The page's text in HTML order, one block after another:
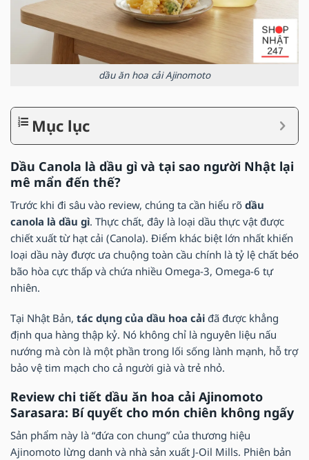
dầu ăn hoa cải Ajinomoto
Mục lục
Dầu Canola là dầu gì và tại sao người Nhật lại
mê mẩn đến thế?
Trước khi đi sâu vào review, chúng ta cần hiểu rõ dầu
canola là dầu gì. Thực chất, đây là loại dầu thực vật được
chiết xuất từ hạt cải (Canola). Điểm khác biệt lớn nhất khiến
loại dầu này được ưa chuộng toàn cầu chính là tỷ lệ chất béo
bão hòa cực thấp và chứa nhiều Omega-3, Omega-6 tự
nhiên.
Tại Nhật Bản, tác dụng của dầu hoa cải đã được khẳng
định qua hàng thập kỷ. Nó không chỉ là nguyên liệu nấu
nướng mà còn là một phần trong lối sống lành mạnh, hỗ trợ
bảo vệ tim mạch cho cả người già và trẻ nhỏ.
Review chi tiết dầu ăn hoa cải Ajinomoto
Sarasara: Bí quyết cho món chiên không ngấy
Sản phẩm này là “đứa con chung” của thương hiệu
Ajinomoto lừng danh và nhà sản xuất J-Oil Mills. Phiên bản